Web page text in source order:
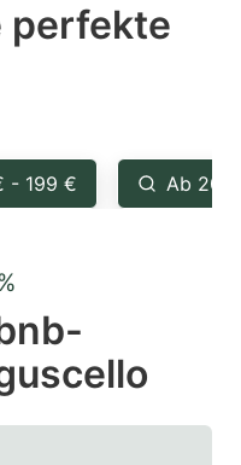
select
the
question
to
get
the
keyboard
perfekte
- 199 € Ab 200